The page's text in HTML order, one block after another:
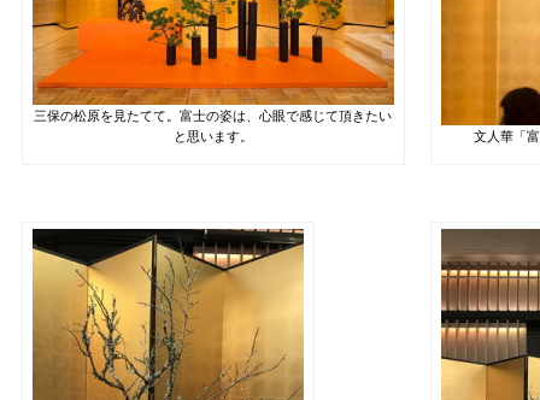
三保の松原を見たてて。富士の姿は、心眼で感じて頂きたい
と思います。
文人華「